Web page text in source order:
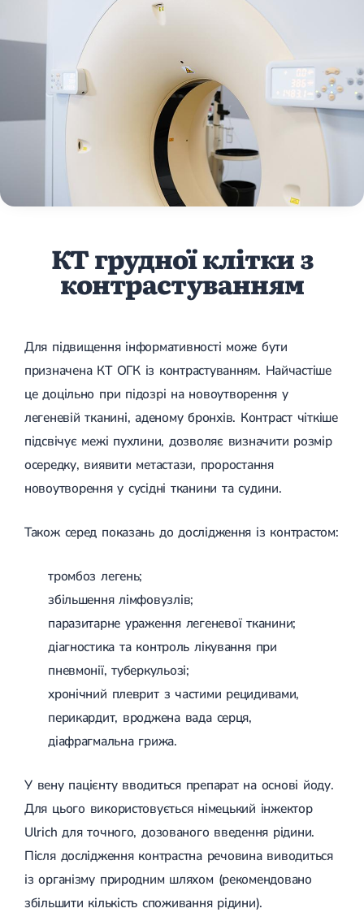
КТ грудної клітки з
контрастуванням
Для підвищення інформативності може бути
призначена КТ ОГК із контрастуванням. Найчастіше
це доцільно при підозрі на новоутворення у
легеневій тканині, аденому бронхів. Контраст чіткіше
підсвічує межі пухлини, дозволяє визначити розмір
осередку, виявити метастази, проростання
новоутворення у сусідні тканини та судини.
Також серед показань до дослідження із контрастом:
тромбоз легень;
збільшення лімфовузлів;
паразитарне ураження легеневої тканини;
діагностика та контроль лікування при
пневмонії, туберкульозі;
хронічний плеврит з частими рецидивами,
перикардит, вроджена вада серця,
діафрагмальна грижа.
У вену пацієнту вводиться препарат на основі йоду.
Для цього використовується німецький інжектор
Ulrich для точного, дозованого введення рідини.
Після дослідження контрастна речовина виводиться
із організму природним шляхом (рекомендовано
збільшити кількість споживання рідини).